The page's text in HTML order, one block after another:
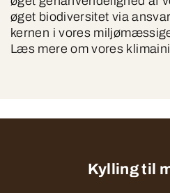
øget biodiversitet via
kernen i vores
Læs mere om vores
Kylling til